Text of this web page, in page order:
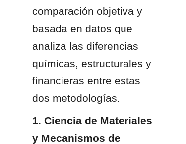
comparación objetiva y
basada en datos que
analiza las diferencias
químicas, estructurales y
financieras entre estas
dos metodologías.
1. Ciencia de Materiales
y Mecanismos de